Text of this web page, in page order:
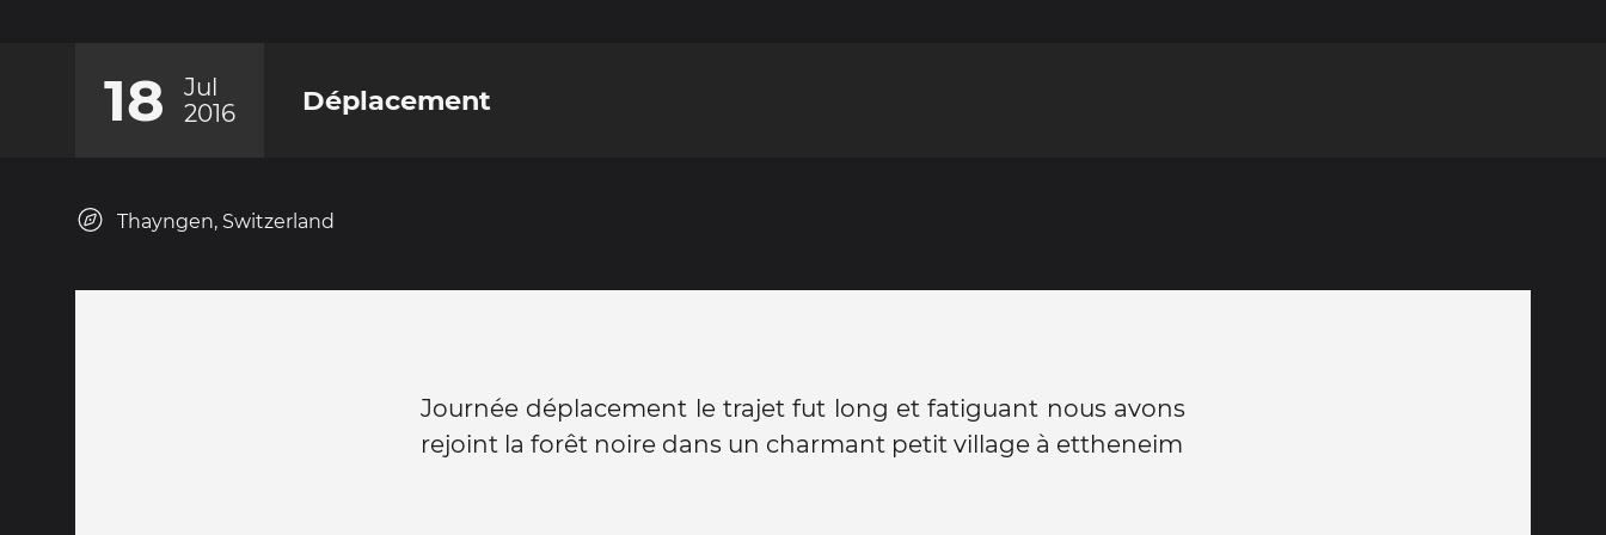
18
Jul
2016
Déplacement
Thayngen, Switzerland
Journée déplacement le trajet fut long et fatiguant nous avons
rejoint la forêt noire dans un charmant petit village à ettheneim